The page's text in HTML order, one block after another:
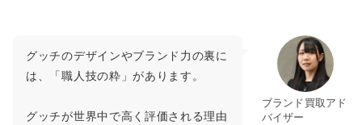
ブランド買取アド
バイザー
グッチのデザインやブランド力の裏に
は、「職人技の粋」があります。
グッチが世界中で高く評価される理由